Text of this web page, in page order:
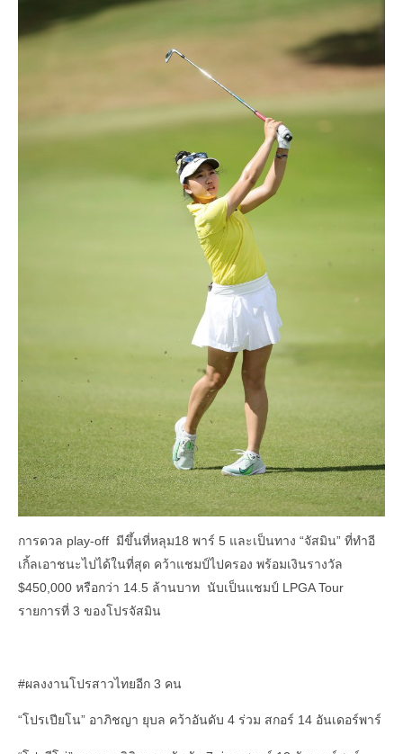
การดวล play-off มีขึ้นที่หลุม18 พาร์ 5 และเป็นทาง “จัสมิน” ที่ทำอี
เกิ้ลเอาชนะไปได้ในที่สุด คว้าแชมป์ไปครอง พร้อมเงินรางวัล
$450,000 หรือกว่า 14.5 ล้านบาท นับเป็นแชมป์ LPGA Tour
รายการที่ 3 ของโปรจัสมิน
#ผลงงานโปรสาวไทยอีก 3 คน
“โปรเปียโน” อาภิชญา ยุบล คว้าอันดับ 4 ร่วม สกอร์ 14 อันเดอร์พาร์